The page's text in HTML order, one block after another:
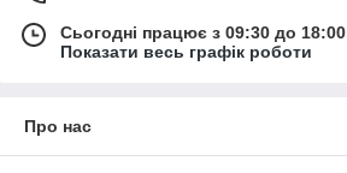
Сьогодні працює з 09:30 до 18:00
Показати весь графік роботи
Про нас